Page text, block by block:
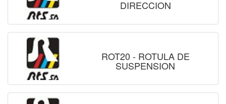
DIRECCION
ROT20 - ROTULA DE
SUSPENSION